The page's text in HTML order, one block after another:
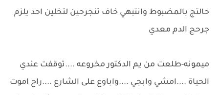
حالتج بالمضبوط وانتبهي خاف تنجرحين لتخلين احد يلزم
جرحج الدم معدي
ميمونه-طلعت من يم الدكتور مخروعه ....توقفت عندي
الحياة ....امشي وابجي ....واباوع على الشارع ....راح اموت